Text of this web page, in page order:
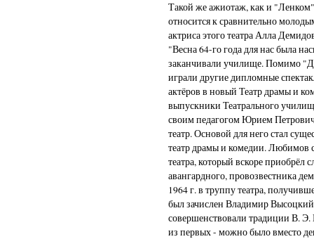
Такой же ажиотаж, как и
относится к сравнительно
актриса этого театра Алла
"Весна 64-го года для нас была
заканчивали училище. Помимо
играли другие дипломные
актёров в новый Театр драмы и
выпускники Театрального
своим педагогом Юрием
театр. Основой для него стал
театр драмы и комедии. Любимов
театра, который вскоре приобрёл
авангардного, провозвестника
1964 г. в труппу театра,
был зачислен Владимир
совершенствовали традиции В.
из первых - можно было вместо